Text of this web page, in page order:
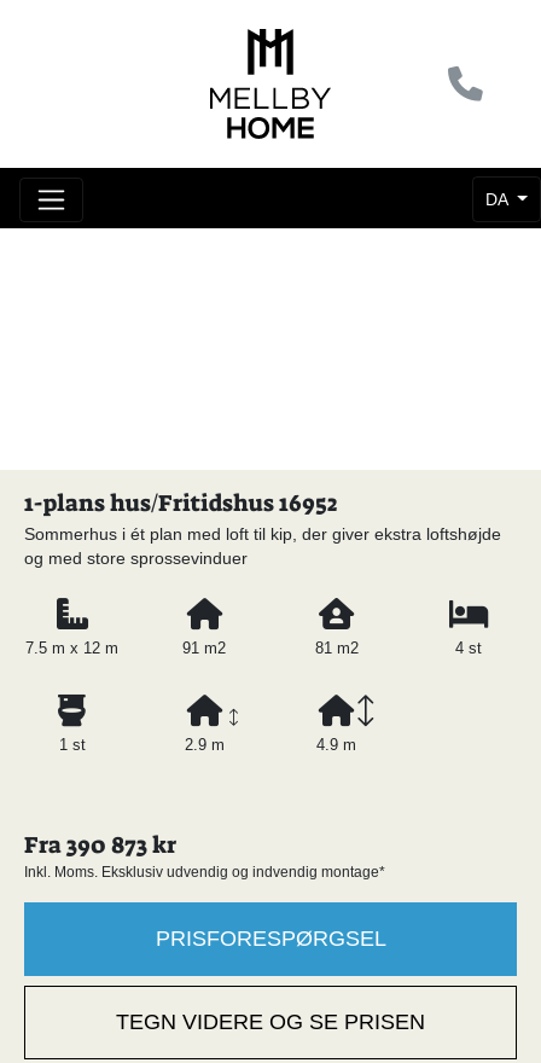
DA
1-plans hus/Fritidshus 16952
Sommerhus i ét plan med loft til kip, der giver ekstra loftshøjde
og med store sprossevinduer
7.5 m x 12 m 91 m2 81 m2 4 st
1 st 2.9 m 4.9 m
Fra 390 873 kr
Inkl. Moms. Eksklusiv udvendig og indvendig montage*
PRISFORESPØRGSEL
TEGN VIDERE OG SE PRISEN